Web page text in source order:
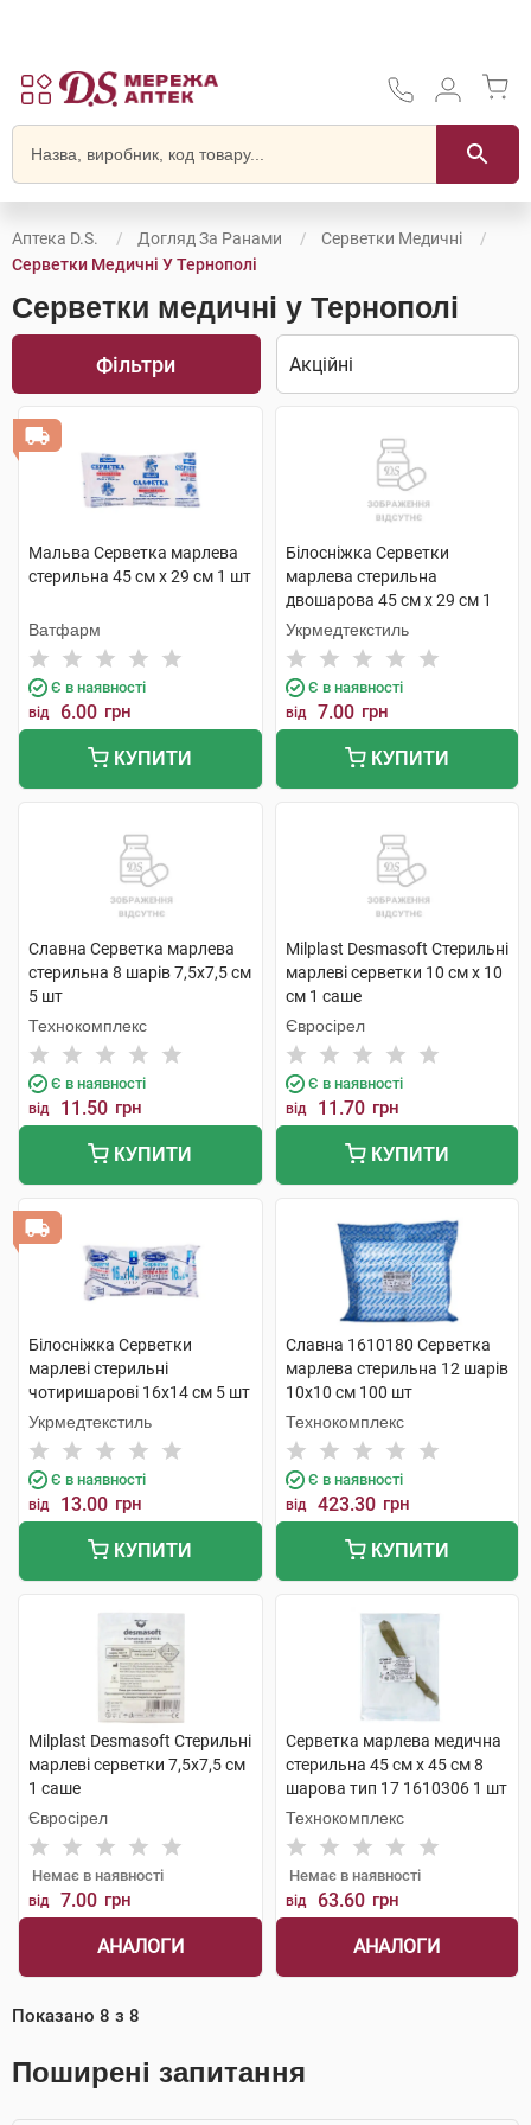
Аптека D.S. Догляд За Ранами
Серветки Медичні
Серветки Медичні У Тернополі
Серветки медичні у Тернополі
Фільтри
Мальва Серветка марлева
стерильна 45 см x 29 cм 1 шт
Ватфарм
Є в наявності
від 6.00 грн
КУПИТИ
Білосніжка Серветки
марлева стерильна
двошарова 45 см х 29 см 1
шт
Укрмедтекстиль
Є в наявності
від 7.00 грн
КУПИТИ
Славна Серветка марлева
стерильна 8 шарів 7,5х7,5 см
5 шт
Технокомплекс
Є в наявності
від 11.50 грн
КУПИТИ
Milplast Desmasoft Стерильні
марлеві серветки 10 см x 10
см 1 саше
Євросірел
Є в наявності
від 11.70 грн
КУПИТИ
Білосніжка Серветки
марлеві стерильні
чотиришарові 16x14 cм 5 шт
Укрмедтекстиль
Є в наявності
від 13.00 грн
КУПИТИ
Славна 1610180 Серветка
марлева стерильна 12 шарів
10х10 см 100 шт
Технокомплекс
Є в наявності
від 423.30 грн
КУПИТИ
Milplast Desmasoft Стерильні
марлеві серветки 7,5x7,5 см
1 саше
Євросірел
Немає в наявності
від 7.00 грн
АНАЛОГИ
Серветка марлева медична
стерильна 45 см х 45 см 8
шарова тип 17 1610306 1 шт
Технокомплекс
Немає в наявності
від 63.60 грн
АНАЛОГИ
Показано 8 з 8
Поширені запитання